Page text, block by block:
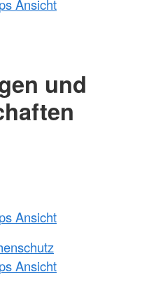
Ansicht
und
Ansicht
Ansicht